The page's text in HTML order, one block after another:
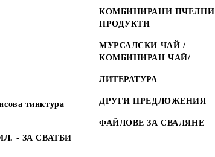
тинктура
- ЗА СВАТБИ
КОМБИНИРАНИ ПЧЕЛНИ
ПРОДУКТИ
МУРСАЛСКИ ЧАЙ /
КОМБИНИРАН ЧАЙ/
ЛИТЕРАТУРА
ДРУГИ ПРЕДЛОЖЕНИЯ
ФАЙЛОВЕ ЗА СВАЛЯНЕ